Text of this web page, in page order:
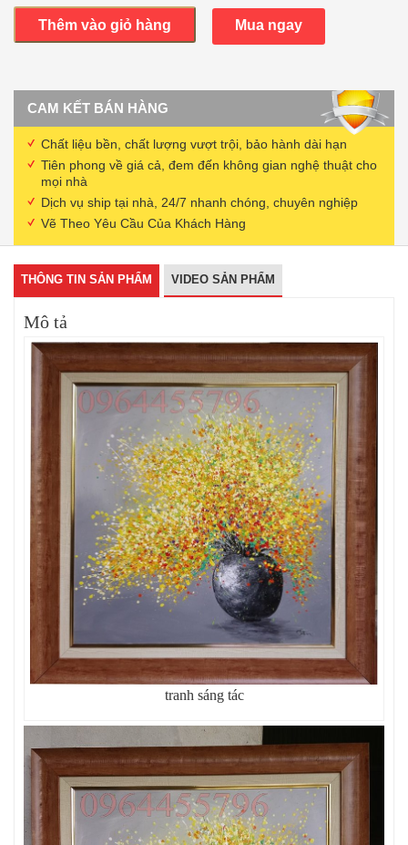
tranh
số
lượng
Thêm vào giỏ hàng Mua ngay
CAM KẾT BÁN HÀNG
Chất liệu bền, chất lượng vượt trội, bảo hành dài hạn
Tiên phong về giá cả, đem đến không gian nghệ thuật cho
mọi nhà
Dịch vụ ship tại nhà, 24/7 nhanh chóng, chuyên nghiệp
Vẽ Theo Yêu Cầu Của Khách Hàng
THÔNG TIN SẢN PHẨM VIDEO SẢN PHẨM
Mô tả
tranh sáng tác